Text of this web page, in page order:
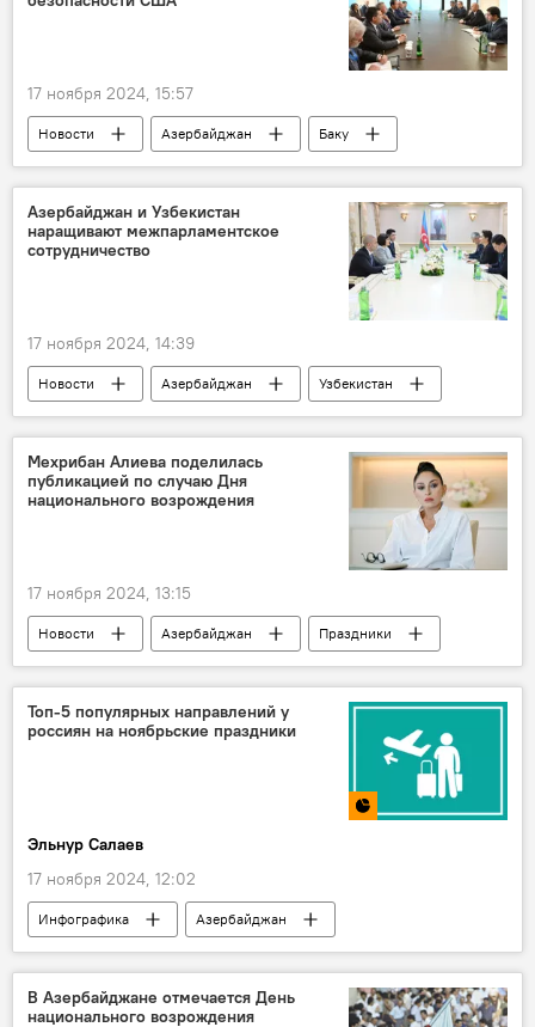
гендиректор ИСЕСКО Салим бин Мухаммад аль-Малик
17 ноября 2024, 15:57
Новости Азербайджан
Баку
29-я Конференция сторон Рамочной конвенции ООН об изменении климата
Президент
Ильхам Алиев
США
Парламент
Встреча
Армения
мирное урегулирование
Азербайджан и Узбекистан
наращивают межпарламентское
сотрудничество
17 ноября 2024, 14:39
Новости Азербайджан
Узбекистан
Милли Меджлис
Парламент
Сенат
Межпарламентская ассамблея СНГ
Сотрудничество
Встреча
29-я Конференция ООН об изменении климата
Мехрибан Алиева поделилась
публикацией по случаю Дня
национального возрождения
17 ноября 2024, 13:15
Новости Азербайджан
Праздники
Первый вице-президент Азербайджана Мехрибан Алиева
Мехрибан Алиева
День национального возрождения
Топ-5 популярных направлений у
россиян на ноябрьские праздники
Эльнур Салаев
17 ноября 2024, 12:02
Инфографика
Азербайджан
Россия
Туристы
Госкомстат Азербайджана
Госкомиссия
В Азербайджане отмечается День
национального возрождения